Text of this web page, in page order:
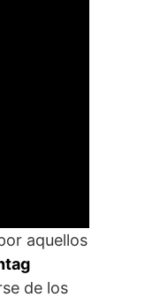
aquellos
de los